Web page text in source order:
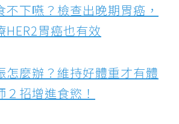
不下嚥？檢查出晚期胃癌，
HER2胃癌也有效
怎麼辦？維持好體重才有體
招增進食慾！